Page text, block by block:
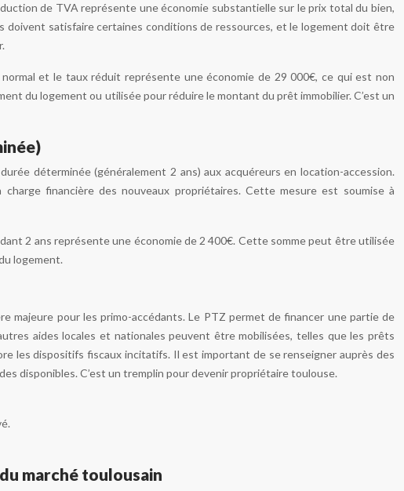
de TVA représente une économie substantielle sur le prix total du bien,
doivent satisfaire certaines conditions de ressources, et le logement doit être
et le taux réduit représente une économie de 29 000€, ce qui est non
du logement ou utilisée pour réduire le montant du prêt immobilier. C’est un
déterminée (généralement 2 ans) aux acquéreurs en location-accession.
financière des nouveaux propriétaires. Cette mesure est soumise à
2 ans représente une économie de 2 400€. Cette somme peut être utilisée
logement.
majeure pour les primo-accédants. Le PTZ permet de financer une partie de
aides locales et nationales peuvent être mobilisées, telles que les prêts
les dispositifs fiscaux incitatifs. Il est important de se renseigner auprès des
disponibles. C’est un tremplin pour devenir propriétaire toulouse.
marché toulousain